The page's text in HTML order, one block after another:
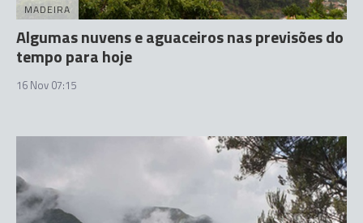
MADEIRA
Algumas nuvens e aguaceiros nas previsões do
tempo para hoje
16 Nov 07:15